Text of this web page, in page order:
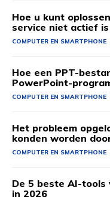
Hoe u kunt
service niet actief is
COMPUTER EN SMARTPHONE
Hoe een PPT-
PowerPoint-
COMPUTER EN SMARTPHONE
Het probleem
konden worden
COMPUTER EN SMARTPHONE
De 5 beste AI-tools
in 2026